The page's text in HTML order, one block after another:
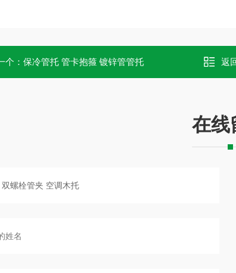
个：保冷管托 管卡抱箍 镀锌管管托 返
在线